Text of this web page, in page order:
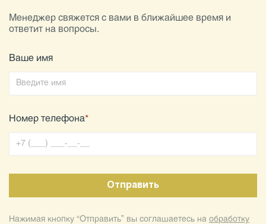
Менеджер свяжется с вами в ближайшее время и
ответит на вопросы.
Ваше имя
Номер телефона*
Нажимая кнопку “Отправить” вы соглашаетесь на обработку